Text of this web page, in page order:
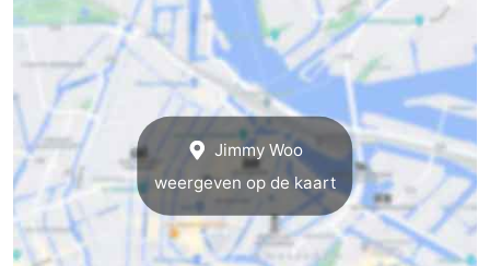
Diamantstad
in
het
centrum
Parken
en
tuinen
Stadsdelen
Omgeving
-
Jimmy Woo
weergeven op de kaart